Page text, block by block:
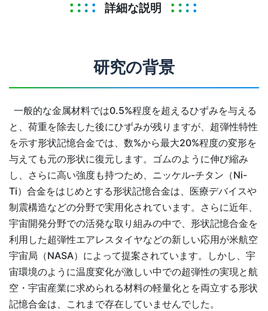
詳細な説明
研究の背景
一般的な金属材料では0.5%程度を超えるひずみを与える
と、荷重を除去した後にひずみが残りますが、超弾性特性
を示す形状記憶合金では、数%から最大20%程度の変形を
与えても元の形状に復元します。ゴムのように伸び縮み
し、さらに高い強度も持つため、ニッケル-チタン（Ni-
Ti）合金をはじめとする形状記憶合金は、医療デバイスや
制震構造などの分野で実用化されています。さらに近年、
宇宙開発分野での活発な取り組みの中で、形状記憶合金を
利用した超弾性エアレスタイヤなどの新しい応用が米航空
宇宙局（NASA）によって提案されています。しかし、宇
宙環境のように温度変化が激しい中での超弾性の実現と航
空・宇宙産業に求められる材料の軽量化とを両立する形状
記憶合金は、これまで存在していませんでした。